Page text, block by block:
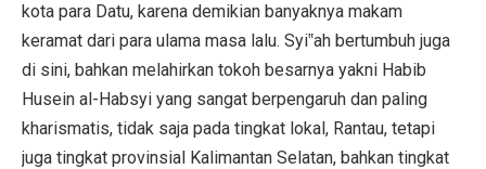
kota para Datu, karena demikian banyaknya makam
keramat dari para ulama masa lalu. Syi‟ah bertumbuh juga
di sini, bahkan melahirkan tokoh besarnya yakni Habib
Husein al-Habsyi yang sangat berpengaruh dan paling
kharismatis, tidak saja pada tingkat lokal, Rantau, tetapi
juga tingkat provinsial Kalimantan Selatan, bahkan tingkat